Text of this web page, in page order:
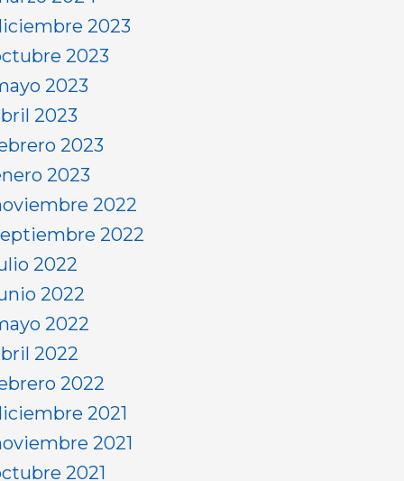
2023
2023
2023
2023
2023
2023
2022
2022
2022
2022
2022
2022
2022
2021
2021
2021